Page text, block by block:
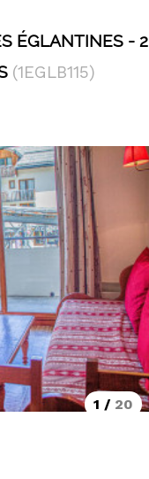
station
Méan
ORRES
VTT
ÉGLANTINES
2
(1EGLB115)
1 / 20